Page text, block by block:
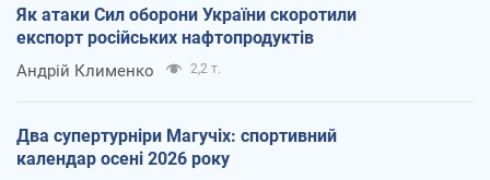
Як атаки Сил оборони України скоротили
експорт російських нафтопродуктів
Андрій Клименко 2,2 т.
Два супертурніри Магучіх: спортивний
календар осені 2026 року